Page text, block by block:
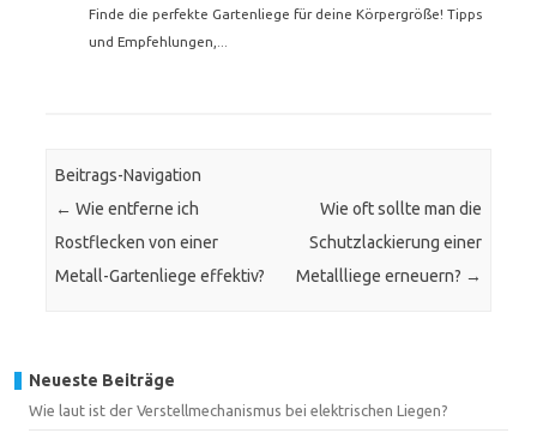
Finde die perfekte Gartenliege für deine Körpergröße! Tipps
und Empfehlungen,...
Beitrags-Navigation
← Wie entferne ich
Rostflecken von einer
Metall-Gartenliege effektiv?
Wie oft sollte man die
Schutzlackierung einer
Metallliege erneuern? →
Neueste Beiträge
Wie laut ist der Verstellmechanismus bei elektrischen Liegen?